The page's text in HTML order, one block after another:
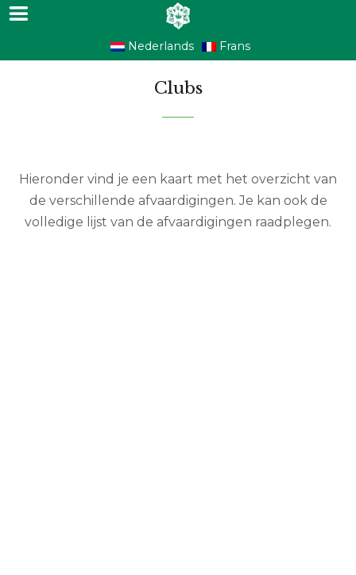
Nederlands Frans
Clubs
Hieronder vind je een kaart met het overzicht van
de verschillende afvaardigingen. Je kan ook de
volledige lijst van de afvaardigingen raadplegen.